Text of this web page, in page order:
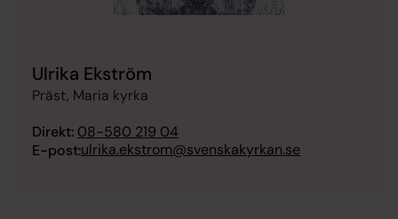
Ulrika Ekström
Präst, Maria kyrka
Direkt: 08-580 219 04
E-post:ulrika.ekstrom@svenskakyrkan.se